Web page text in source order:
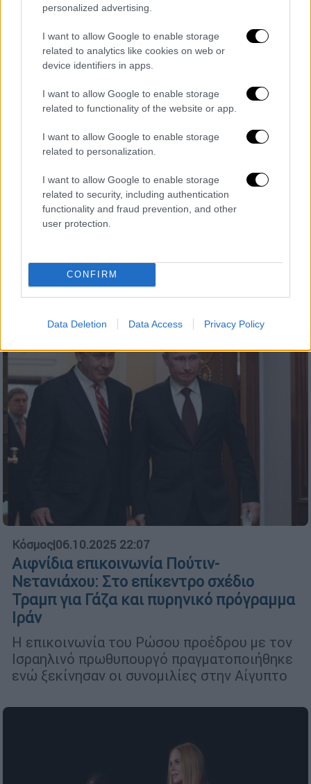
personalized advertising.
I want to allow Google to enable storage
related to analytics like cookies on web or
device identifiers in apps.
I want to allow Google to enable storage
related to functionality of the website or app.
I want to allow Google to enable storage
related to personalization.
I want to allow Google to enable storage
related to security, including authentication
functionality and fraud prevention, and other
user protection.
CONFIRM
Data Deletion Data Access Privacy Policy
Πολιτική|06.10.2025 22:17
Σκληρή κριτική Αλαβάνου στον Τσίπρα:
Πρέπει να γονατίσει σε δεσπότη και να
ζητήσει συγγνώμη
πρώην πρόεδρος του ΣΥΡΙΖΑ Αλέκος
Αλαβάνος
Κόσμος|06.10.2025 22:07
Αιφνίδια επικοινωνία Πούτιν-
Νετανιάχου: Στο επίκεντρο σχέδιο
Τραμπ για Γάζα και πυρηνικό πρόγραμμα
Ιράν
Η επικοινωνία του Ρώσου προέδρου με τον
Ισραηλινό πρωθυπουργό πραγματοποιήθηκε
ενώ ξεκίνησαν οι συνομιλίες στην Αίγυπτο